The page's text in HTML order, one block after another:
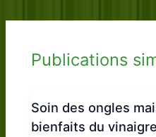
Publications
Soin des ongles
bienfaits du